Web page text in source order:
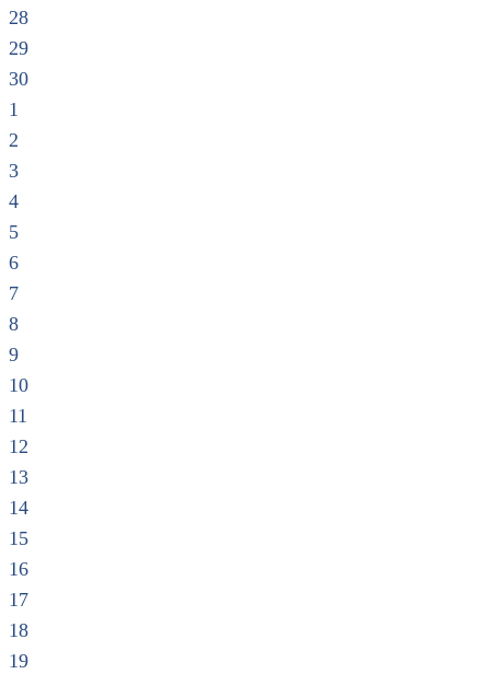
28
29
30
1
2
3
4
5
6
7
8
9
10
11
12
13
14
15
16
17
18
19